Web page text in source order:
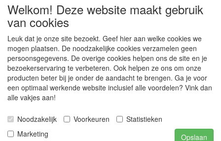
Facebook: www.facebook.com/roelspeelgoed
Openingstijden Winkel:
Maandag t/m Vrijdag: 9:00 - 17:30
Zaterdag: 9:00 - 17:00
Donderdagavond koopavond: 19:00 - 21:00
SERVICE
Welkom! Deze website maakt gebruik
van cookies
Leuk dat je onze site bezoekt. Geef hier aan welke cookies we
mogen plaatsen. De noodzakelijke cookies verzamelen geen
persoonsgegevens. De overige cookies helpen ons de site en je
bezoekerservaring te verbeteren. Ook helpen ze ons om onze
producten beter bij je onder de aandacht te brengen. Ga je voor
een optimaal werkende website inclusief alle voordelen? Vink dan
alle vakjes aan!
Noodzakelijk Voorkeuren
Statistieken
Marketing
Opslaan